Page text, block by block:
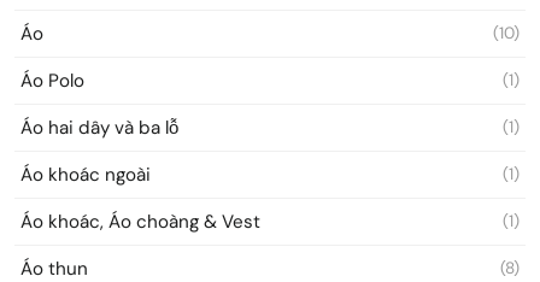
Áo (10)
Áo Polo (1)
Áo hai dây và ba lỗ (1)
Áo khoác ngoài (1)
Áo khoác, Áo choàng & Vest (1)
Áo thun (8)